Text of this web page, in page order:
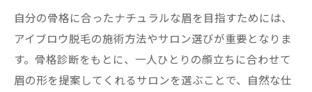
自分の骨格に合ったナチュラルな眉を目指すためには、
アイブロウ脱毛の施術方法やサロン選びが重要となりま
す。骨格診断をもとに、一人ひとりの顔立ちに合わせて
眉の形を提案してくれるサロンを選ぶことで、自然な仕